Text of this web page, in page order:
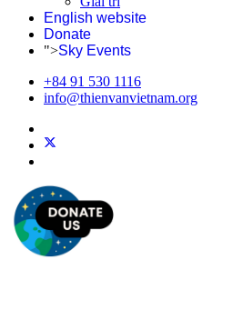
English website
Donate
">Sky Events
+84 91 530 1116
info@thienvanvietnam.org